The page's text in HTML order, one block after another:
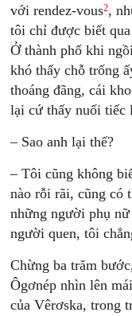
với rendez-vous2,
tôi chỉ được biết
Ở thành phố khi
khó thấy chỗ trống
thoáng đãng, cái
lại cứ thấy nuối tiếc
– Sao anh lại thế?
– Tôi cũng không
nào rỗi rãi, cũng có
những người phụ
người quen, tôi
Chừng ba trăm
Ôgơnép nhìn lên
của Vêrơska, trong